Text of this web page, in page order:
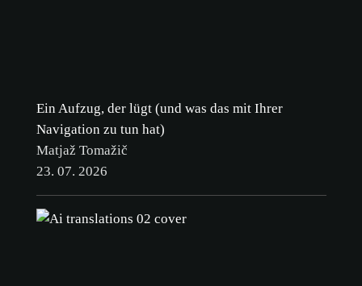
Ein Aufzug, der lügt (und was das mit Ihrer
Navigation zu tun hat)
Matjaž Tomažič
23. 07. 2026